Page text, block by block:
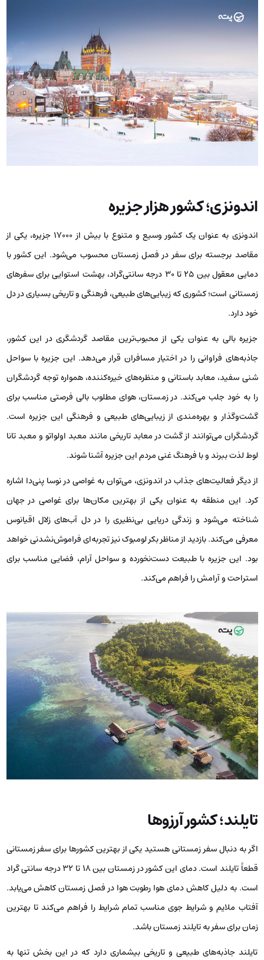
اندونزی؛ کشور هزار جزیره
اندونزی به ‌عنوان یک کشور وسیع و متنوع با بیش از ۱۷۰۰۰ جزیره، یکی از
مقاصد برجسته برای سفر در فصل زمستان محسوب می‌شود. این کشور با
دمایی معقول بین ۲۵ تا ۳۰ درجه سانتی‌گراد، بهشت استوایی برای سفرهای
زمستانی است؛ کشوری که زیبایی‌های طبیعی، فرهنگی و تاریخی بسیاری در دل
خود دارد.
جزیره بالی به‌ عنوان یکی از محبوب‌ترین مقاصد گردشگری در این کشور،
جاذبه‌های فراوانی را در اختیار مسافران قرار می‌دهد. این جزیره با سواحل
شنی سفید، معابد باستانی و منظره‌های خیره‌کننده، همواره توجه گردشگران
را به خود جلب می‌کند. در زمستان، هوای مطلوب بالی فرصتی مناسب برای
گشت‌وگذار و بهره‌مندی از زیبایی‌های طبیعی و فرهنگی این جزیره است.
گردشگران می‌توانند از گشت در معابد تاریخی مانند معبد اولواتو و معبد تانا
لوط لذت ببرند و با فرهنگ غنی مردم این جزیره آشنا شوند.
از دیگر فعالیت‌های جذاب در اندونزی، می‌توان به غواصی در نوسا پنی‌دا اشاره
کرد. این منطقه به ‌عنوان یکی از بهترین مکان‌ها برای غواصی در جهان
شناخته می‌شود و زندگی دریایی بی‌نظیری را در دل آب‌های زلال اقیانوس
معرفی می‌کند. بازدید از مناظر بکر لومبوک نیز تجربه‌ای فراموش‌نشدنی خواهد
بود. این جزیره با طبیعت دست‌نخورده و سواحل آرام، فضایی مناسب برای
استراحت و آرامش را فراهم می‌کند.
تایلند؛ کشور آرزوها
اگر به دنبال سفر زمستانی هستید یکی از بهترین کشورها برای سفر زمستانی
قطعاً تایلند است. دمای این کشور در زمستان بین ۱۸ تا ۳۲ درجه سانتی گراد
است. به دلیل کاهش دمای هوا رطوبت هوا در فصل زمستان کاهش می‌یابد.
آفتاب ملایم و شرایط جوی مناسب تمام شرایط را فراهم می‌کند تا بهترین
زمان برای سفر به تایلند زمستان باشد.
تایلند جاذبه‌های طبیعی و تاریخی بیشماری دارد که در این بخش تنها به